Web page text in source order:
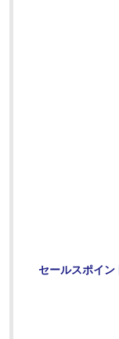
セールスポイン